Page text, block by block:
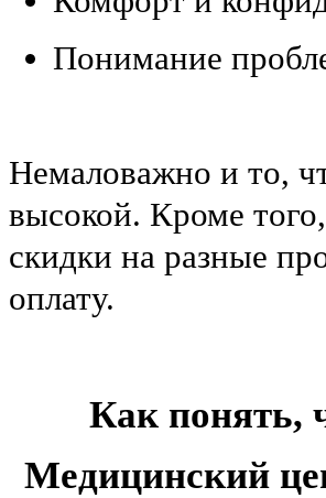
Понимание
Немаловажно и то,
высокой. Кроме
скидки на разные
оплату.
Как понять,
Медицинский